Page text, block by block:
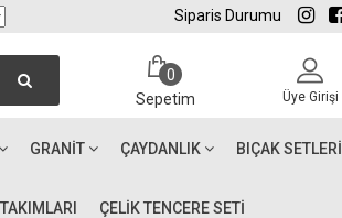
Siparis Durumu
0
Sepetim
Üye Girişi
GRANIT ÇAYDANLIK BIÇAK SETLERI
ÇELİK TENCERE SETİ